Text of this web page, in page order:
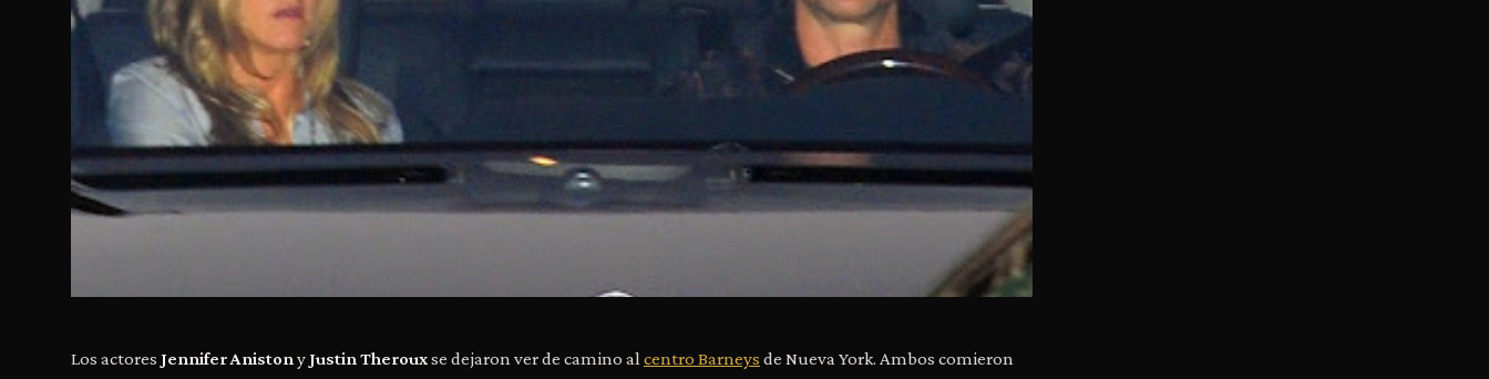
Los actores Jennifer AnistonyJustin Therouxse dejaron ver de camino alcentro Barneys de Nueva York. Ambos comieron